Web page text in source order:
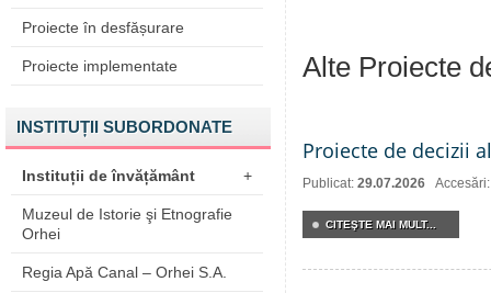
Proiecte în desfășurare
Proiecte implementate
INSTITUȚII SUBORDONATE
Instituții de învățământ +
Muzeul de Istorie şi Etnografie
Orhei
Regia Apă Canal – Orhei S.A.
Alte Proiecte
Proiecte de decizii
Publicat: 29.07.2026
CITEŞTE MAI MULT...